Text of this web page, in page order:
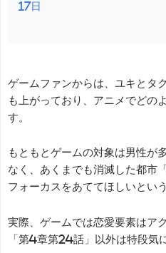
17日
ゲームファンからは、ユキとタ
も上がっており、アニメでどの
す。
もともとゲームの対象は男性が
なく、あくまでも消滅した都市
フォーカスをあててほしいとい
実際、ゲームでは恋愛要素はア
「第4章第24話」以外は特段気